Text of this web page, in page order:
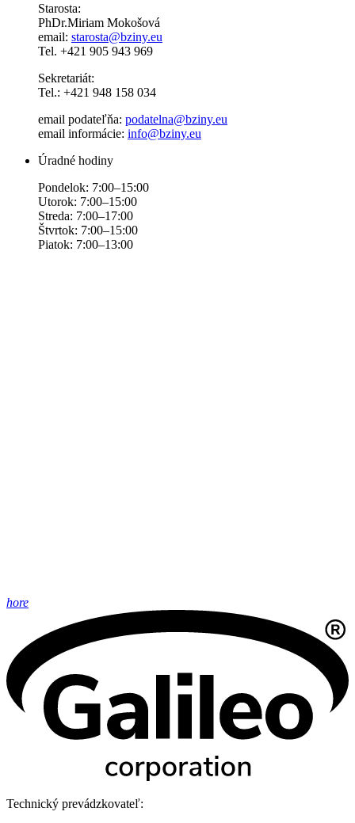
Starosta:
PhDr.Miriam Mokošová
email: starosta@bziny.eu
Tel. +421 905 943 969
Sekretariát:
Tel.: +421 948 158 034
email podateľňa: podatelna@bziny.eu
email informácie: info@bziny.eu
Úradné hodiny
Pondelok: 7:00–15:00
Utorok: 7:00–15:00
Streda: 7:00–17:00
Štvrtok: 7:00–15:00
Piatok: 7:00–13:00
hore
Technický prevádzkovateľ: